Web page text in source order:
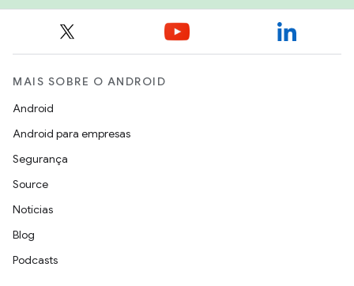
MAIS SOBRE O ANDROID
Android
Android para empresas
Segurança
Source
Notícias
Blog
Podcasts